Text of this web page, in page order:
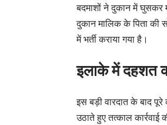
बदमाशों ने दुकान में घुसकर
दुकान मालिक के पिता की
में भर्ती कराया गया है।
इलाके में दहशत
इस बड़ी वारदात के बाद
उठाते हुए तत्काल कार्रवाई